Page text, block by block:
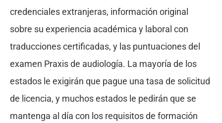
credenciales extranjeras, información original
sobre su experiencia académica y laboral con
traducciones certificadas, y las puntuaciones del
examen Praxis de audiología. La mayoría de los
estados le exigirán que pague una tasa de solicitud
de licencia, y muchos estados le pedirán que se
mantenga al día con los requisitos de formación